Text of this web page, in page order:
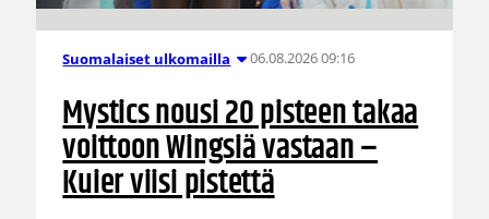
Suomalaiset ulkomailla 06.08.2026 09:16
Mystics nousi 20 pisteen takaa
voittoon Wingsiä vastaan –
Kuier viisi pistettä